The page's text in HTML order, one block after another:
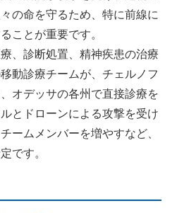
の命を守るため、特に前線に
ことが重要です。
、診断処置、精神疾患の治療
動診療チームが、チェルノフ
オデッサの各州で直接診療を
とドローンによる攻撃を受け
ームメンバーを増やすなど、
です。